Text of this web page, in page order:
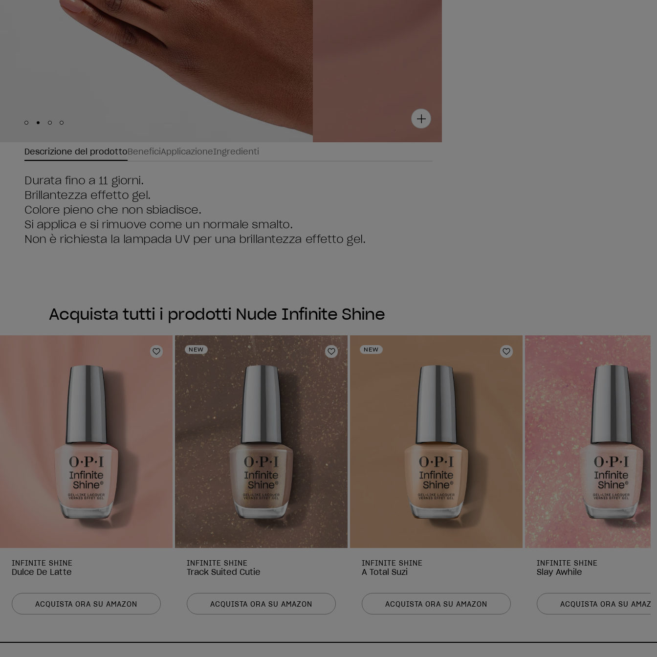
Skip to slide
Skip to slide
Skip to slide
Skip to slide
Descrizione del prodottoBeneficiApplicazioneIngredienti
Durata fino a 11 giorni.
Brillantezza effetto gel.
Colore pieno che non sbiadisce.
Si applica e si rimuove come un normale smalto.
Non è richiesta la lampada UV per una brillantezza effetto gel.
Acquista tutti i prodotti Nude Infinite Shine
Aggiungi alla lista dei desideri
INFINITE SHINE
Dulce De Latte
ACQUISTA ORA SU AMAZON
NEW
Aggiungi alla lista dei desideri
INFINITE SHINE
Track Suited Cutie
ACQUISTA ORA SU AMAZON
NEW
Aggiungi alla lista dei desideri
INFINITE SHINE
A Total Suzi
ACQUISTA ORA SU AMAZON
INFINITE SHINE
Slay Awhile
ACQUISTA ORA SU